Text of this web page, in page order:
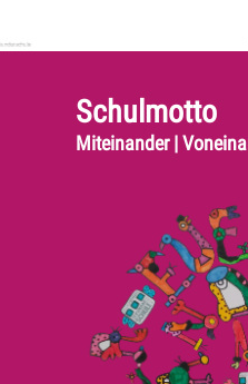
Schulmotto
Miteinander |